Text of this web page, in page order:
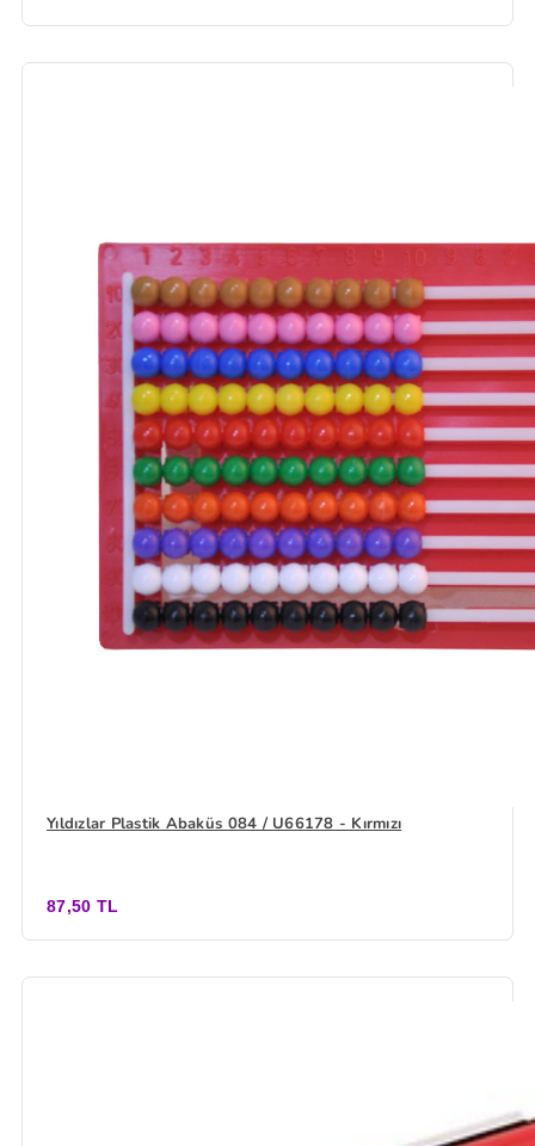
Yıldızlar Plastik Abaküs 084 / U66178 - Kırmızı
87,50 TL